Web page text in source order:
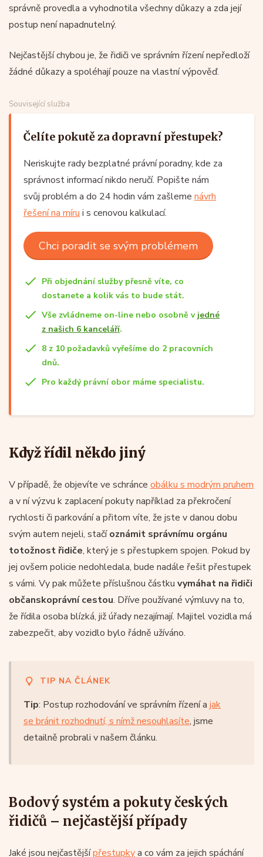
správně provedla a vyhodnotila všechny důkazy a zda její
postup není napadnutelný.
Nejčastější chybou je, že řidiči ve správním řízení nepředloží
žádné důkazy a spoléhají pouze na vlastní výpověď.
Související služba
Čelíte pokutě za dopravní přestupek?
Neriskujte rady bezplatné právní poradny, kde za
správnost informací nikdo neručí. Popište nám
svůj problém a do 24 hodin vám zašleme návrh
řešení na míru i s cenovou kalkulací.
Chci poradit se svým problémem
Při objednání služby přesně víte, co
dostanete a kolik vás to bude stát.
Vše zvládneme on-line nebo osobně v jedné
z našich 6 kanceláří.
8 z 10 požadavků vyřešíme do 2 pracovních
dnů.
Pro každý právní obor máme specialistu.
Když řídil někdo jiný
V případě, že objevíte ve schránce obálku s modrým pruhem
a v ní výzvu k zaplacení pokuty například za překročení
rychlosti či parkování a přitom víte, že jste v danou dobu
svým autem nejeli, stačíoznámit správnímu orgánu
totožnost řidiče, který je s přestupkem spojen. Pokud by
jej ovšem policie nedohledala, bude nadále řešit přestupek
s vámi. Vy pak můžete příslušnou částku vymáhat na řidiči
občanskoprávní cestou. Dříve používané výmluvy na to,
že řídila osoba blízká, již úřady nezajímají. Majitel vozidla má
zabezpečit, aby vozidlo bylo řádně užíváno.
TIP NA ČLÁNEK
Tip: Postup rozhodování ve správním řízení a jak
se bránit rozhodnutí, s nímž nesouhlasíte, jsme
detailně probrali v našem článku.
Bodový systém a pokuty českých
řidičů – nejčastější případy
Jaké jsou nejčastějšípřestupkya co vám za jejich spáchání